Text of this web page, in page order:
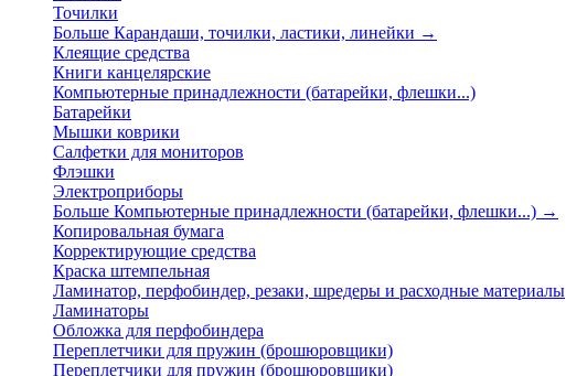
Точилки
Больше Карандаши, точилки, ластики, линейки →
Клеящие средства
Книги канцелярские
Компьютерные принадлежности (батарейки, флешки...)
Батарейки
Мышки коврики
Салфетки для мониторов
Флэшки
Электроприборы
Больше Компьютерные принадлежности (батарейки, флешки...) →
Копировальная бумага
Корректирующие средства
Краска штемпельная
Ламинатор, перфобиндер, резаки, шредеры и расходные материалы
Ламинаторы
Обложка для перфобиндера
Переплетчики для пружин (брошюровщики)
Переплетчики для пружин (брошюровщики)